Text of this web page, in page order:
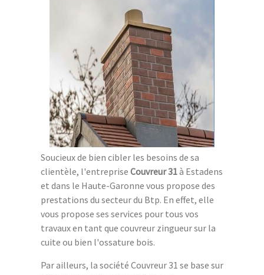
Soucieux de bien cibler les besoins de sa
clientèle, l'entreprise Couvreur 31à Estadens
et dans le Haute-Garonne vous propose des
prestations du secteur du Btp. En effet, elle
vous propose ses services pour tous vos
travaux en tant que couvreur zingueur sur la
cuite ou bien l'ossature bois.
Par ailleurs, la société Couvreur 31 se base sur